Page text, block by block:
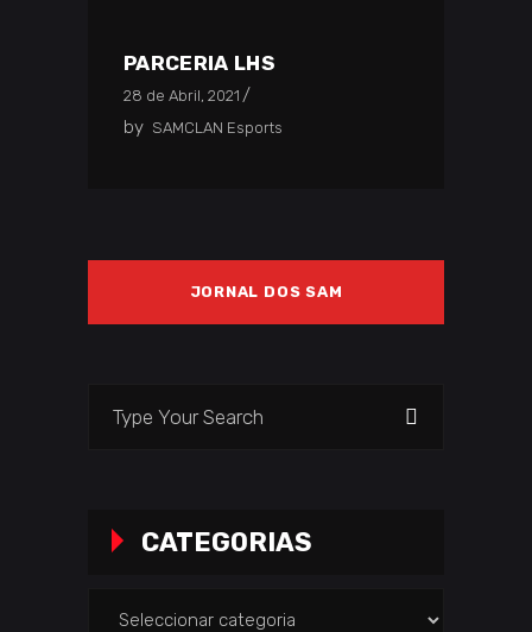
PARCERIA LHS
28 de Abril, 2021
by SAMCLAN Esports
JORNAL DOS SAM
CATEGORIAS